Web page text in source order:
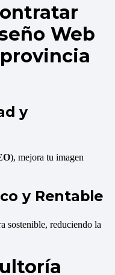
Web
y
), mejora tu imagen
y Rentable
sostenible, reduciendo la